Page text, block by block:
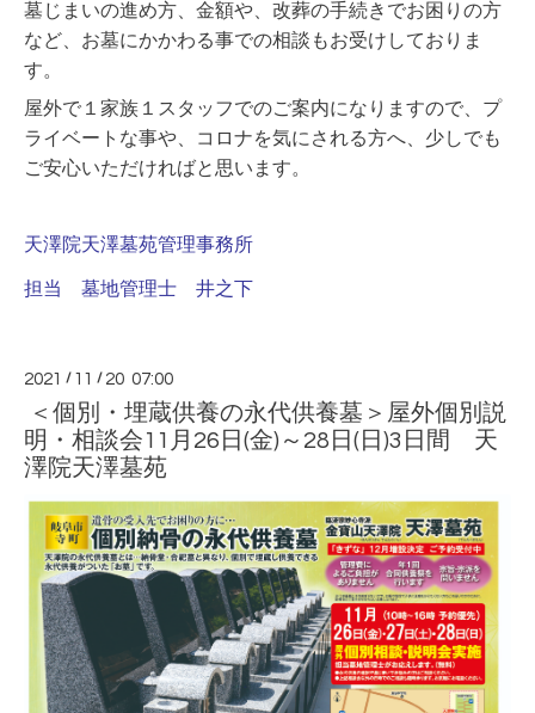
墓じまいの進め方、金額や、改葬の手続きでお困りの方
など、お墓にかかわる事での相談もお受けしておりま
す。
屋外で１家族１スタッフでのご案内になりますので、プ
ライベートな事や、コロナを気にされる方へ、少しでも
ご安心いただければと思います。
天澤院天澤墓苑管理事務所
担当 墓地管理士 井之下
2021 / 11 / 20 07:00
＜個別・埋蔵供養の永代供養墓＞屋外個別説
明・相談会11月26日(金)～28日(日)3日間 天
澤院天澤墓苑